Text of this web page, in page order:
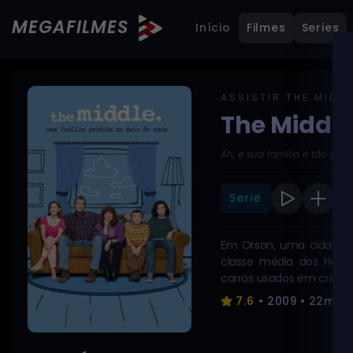
MEGAFILMES Início Filmes Series
ASSISTIR THE
The
Ah, e sua família é tão
Serie
Em Orson, uma cidade
classe média dos
carros usados em crise
ambos tentam dar a
um adolescente meio
7.6 • 2009 • 22min